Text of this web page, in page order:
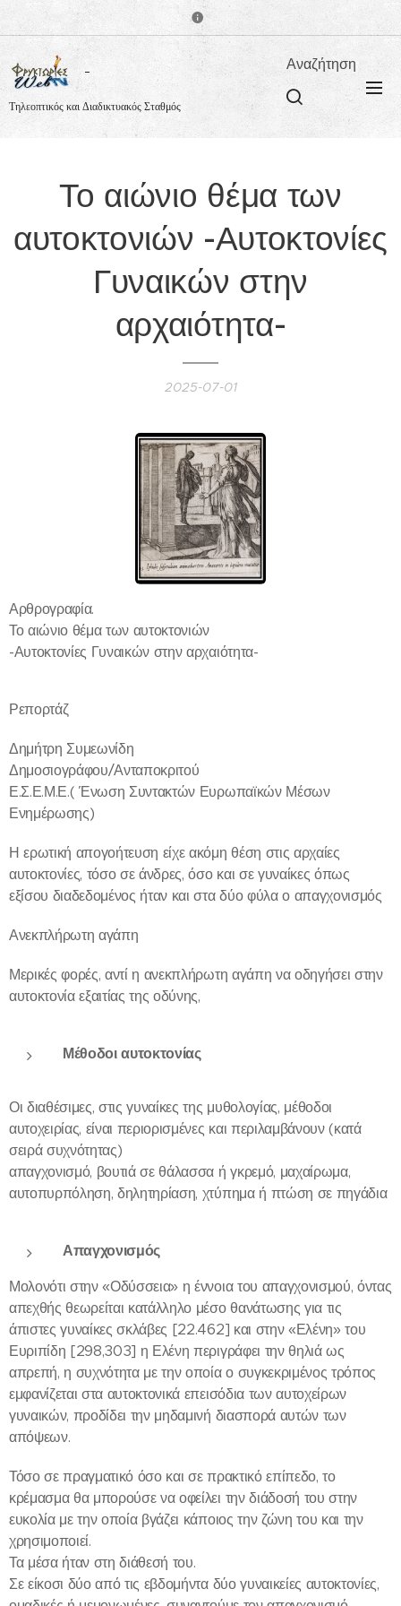
Τηλεοπτικός και Διαδικτυακός Σταθμός
Αναζήτηση
Το αιώνιο θέμα των
αυτοκτονιών -Αυτοκτονίες
Γυναικών στην
αρχαιότητα-
2025-07-01
Αρθρογραφία.
Το αιώνιο θέμα των αυτοκτονιών
-Αυτοκτονίες Γυναικών στην αρχαιότητα-
Ρεπορτάζ
Δημήτρη Συμεωνίδη
Δημοσιογράφου/Ανταποκριτού
Ε.Σ.Ε.Μ.Ε.( Ένωση Συντακτών Ευρωπαϊκών Μέσων
Ενημέρωσης)
Η ερωτική απογοήτευση είχε ακόμη θέση στις αρχαίες
αυτοκτονίες, τόσο σε άνδρες, όσο και σε γυναίκες όπως
εξίσου διαδεδομένος ήταν και στα δύο φύλα ο απαγχονισμός
Ανεκπλήρωτη αγάπη
Μερικές φορές, αντί η ανεκπλήρωτη αγάπη να οδηγήσει στην
αυτοκτονία εξαιτίας της οδύνης,
Μέθοδοι αυτοκτονίας
Οι διαθέσιμες, στις γυναίκες της μυθολογίας, μέθοδοι
αυτοχειρίας, είναι περιορισμένες και περιλαμβάνουν (κατά
σειρά συχνότητας)
απαγχονισμό, βουτιά σε θάλασσα ή γκρεμό, μαχαίρωμα,
αυτοπυρπόληση, δηλητηρίαση, χτύπημα ή πτώση σε πηγάδια
Απαγχονισμός
Μολονότι στην «Οδύσσεια» η έννοια του απαγχονισμού, όντας
απεχθής θεωρείται κατάλληλο μέσο θανάτωσης για τις
άπιστες γυναίκες σκλάβες [22.462] και στην «Ελένη» του
Ευριπίδη [298,303] η Ελένη περιγράφει την θηλιά ως
απρεπή, η συχνότητα με την οποία ο συγκεκριμένος τρόπος
εμφανίζεται στα αυτοκτονικά επεισόδια των αυτοχείρων
γυναικών, προδίδει την μηδαμινή διασπορά αυτών των
απόψεων.
Τόσο σε πραγματικό όσο και σε πρακτικό επίπεδο, το
κρέμασμα θα μπορούσε να οφείλει την διάδοσή του στην
ευκολία με την οποία βγάζει κάποιος την ζώνη του και την
χρησιμοποιεί.
Τα μέσα ήταν στη διάθεσή του.
Σε είκοσι δύο από τις εβδομήντα δύο γυναικείες αυτοκτονίες,